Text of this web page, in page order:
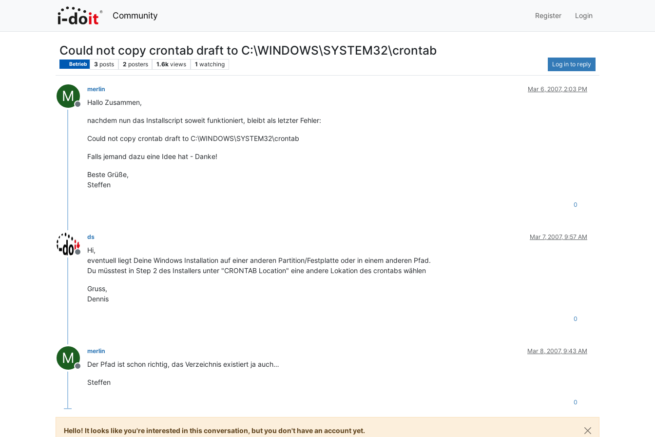
Community Register Login
Could not copy crontab draft to C:\WINDOWS\SYSTEM32\crontab
Betrieb 3 posts 2 posters 1.6k views 1 watching Log in to reply
M
Offline
merlin Mar 6, 2007, 2:03 PM
Hallo Zusammen,
nachdem nun das Installscript soweit funktioniert, bleibt als letzter Fehler:
Could not copy crontab draft to C:\WINDOWS\SYSTEM32\crontab
Falls jemand dazu eine Idee hat - Danke!
Beste Grüße,
Steffen
0
Offline
ds Mar 7, 2007, 9:57 AM
Hi,
eventuell liegt Deine Windows Installation auf einer anderen Partition/Festplatte oder in einem anderen Pfad.
Du müsstest in Step 2 des Installers unter "CRONTAB Location" eine andere Lokation des crontabs wählen
Gruss,
Dennis
0
M
Offline
merlin Mar 8, 2007, 9:43 AM
Der Pfad ist schon richtig, das Verzeichnis existiert ja auch…
Steffen
0
Hello! It looks like you're interested in this conversation, but you don't have an account yet.